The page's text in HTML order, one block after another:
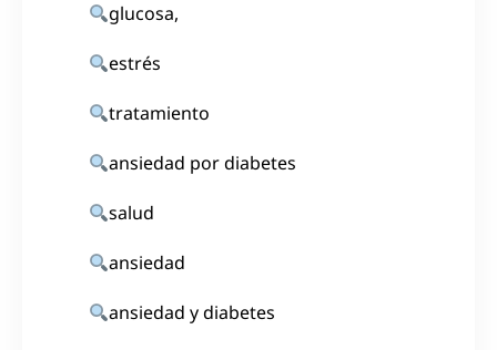
glucosa,
estrés
tratamiento
ansiedad por diabetes
salud
ansiedad
ansiedad y diabetes